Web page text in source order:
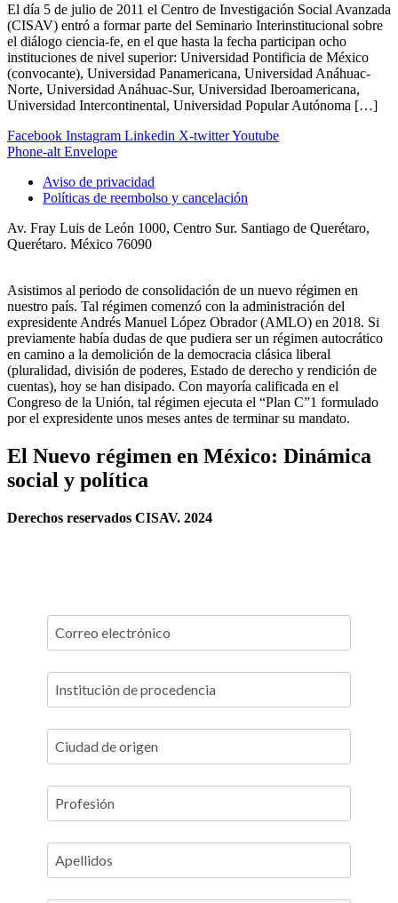
El día 5 de julio de 2011 el Centro de Investigación Social Avanzada
(CISAV) entró a formar parte del Seminario Interinstitucional sobre
el diálogo ciencia-fe, en el que hasta la fecha participan ocho
instituciones de nivel superior: Universidad Pontificia de México
(convocante), Universidad Panamericana, Universidad Anáhuac-
Norte, Universidad Anáhuac-Sur, Universidad Iberoamericana,
Universidad Intercontinental, Universidad Popular Autónoma […]
Facebook Instagram Linkedin X-twitterYoutube
Phone-alt Envelope
Aviso de privacidad
Políticas de reembolso y cancelación
Av. Fray Luis de León 1000, Centro Sur. Santiago de Querétaro,
Querétaro. México 76090
Asistimos al periodo de consolidación de un nuevo régimen en
nuestro país. Tal régimen comenzó con la administración del
expresidente Andrés Manuel López Obrador (AMLO) en 2018. Si
previamente había dudas de que pudiera ser un régimen autocrático
en camino a la demolición de la democracia clásica liberal
(pluralidad, división de poderes, Estado de derecho y rendición de
cuentas), hoy se han disipado. Con mayoría calificada en el
Congreso de la Unión, tal régimen ejecuta el “Plan C”1 formulado
por el expresidente unos meses antes de terminar su mandato.
El Nuevo régimen en México: Dinámica
social y política
Derechos reservados CISAV. 2024